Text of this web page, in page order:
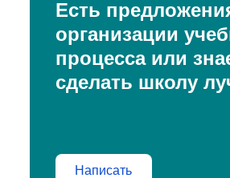
Есть
организации
процесса или
сделать школу
Написать